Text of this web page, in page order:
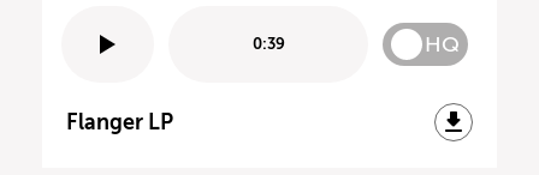
0:39 HQ
Flanger LP